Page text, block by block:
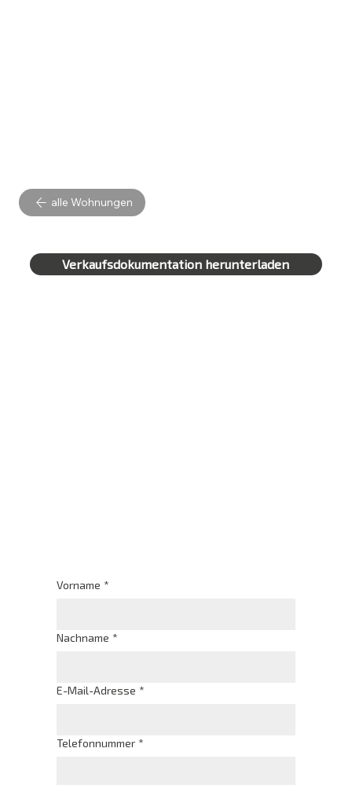
alle Wohnungen
Verkaufsdokumentation herunterladen
Vorname *
Nachname *
E-Mail-Adresse *
Telefonnummer *